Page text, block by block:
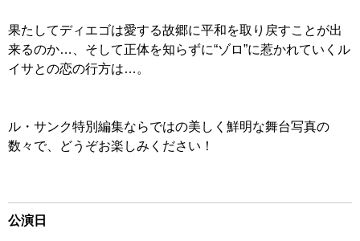
果たしてディエゴは愛する故郷に平和を取り戻すことが出
来るのか…、そして正体を知らずに“ゾロ”に惹かれていくル
イサとの恋の行方は…。
ル・サンク特別編集ならではの美しく鮮明な舞台写真の
数々で、どうぞお楽しみください！
公演日